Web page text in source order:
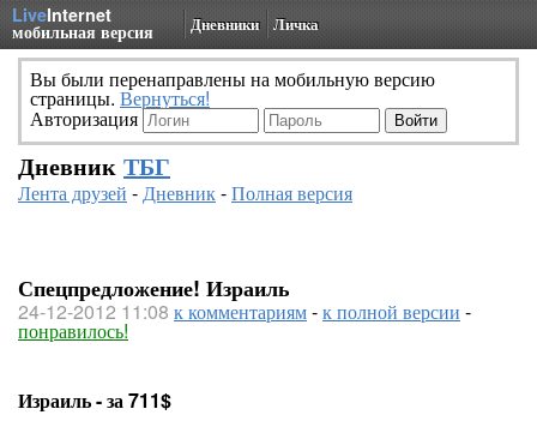
LiveInternet
мобильная версия Дневники Личка
Вы были перенаправлены на мобильную версию
страницы. Вернуться!
Авторизация
Дневник ТБГ
Лента друзей -Дневник-Полная версия
Спецпредложение! Израиль
24-12-2012 11:08 к комментариям-к полной версии -
понравилось!
Израиль - за 711$